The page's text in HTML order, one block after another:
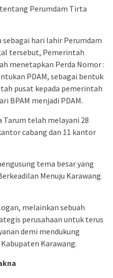
tentang Perumdam Tirta
hari lahir Perumdam
tersebut, Pemerintah
menetapkan Perda Nomor :
PDAM, sebagai bentuk
pusat kepada pemerintah
BPAM menjadi PDAM.
telah melayani 28
cabang dan 11 kantor
tema besar yang
Menuju Karawang
melainkan sebuah
perusahaan untuk terus
demi mendukung
Karawang.